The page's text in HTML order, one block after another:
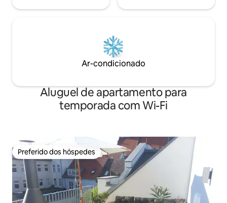
Ar-condicionado
Aluguel de apartamento para
temporada com Wi-Fi
Preferido dos hóspedes
Preferido dos hóspedes